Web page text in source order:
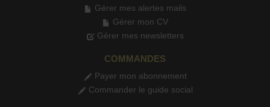
Gérer mes alertes mails
Gérer mon CV
Gérer mes newsletters
COMMANDES
Payer mon abonnement
Commander le guide social